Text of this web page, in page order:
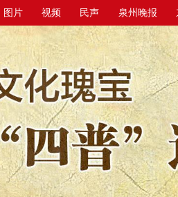
图片 视频 民声 泉州晚报